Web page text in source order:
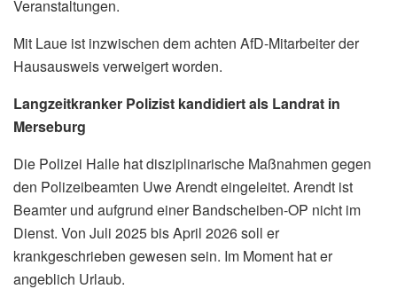
Veranstaltungen.
Mit Laue ist inzwischen dem achten AfD-Mitarbeiter der
Hausausweis verweigert worden.
Langzeitkranker Polizist kandidiert als Landrat in
Merseburg
Die Polizei Halle hat disziplinarische Maßnahmen gegen
den Polizeibeamten Uwe Arendt eingeleitet. Arendt ist
Beamter und aufgrund einer Bandscheiben-OP nicht im
Dienst. Von Juli 2025 bis April 2026 soll er
krankgeschrieben gewesen sein. Im Moment hat er
angeblich Urlaub.